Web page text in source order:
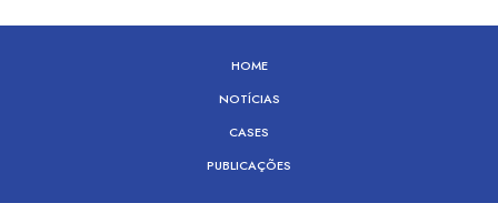
HOME
NOTÍCIAS
CASES
PUBLICAÇÕES